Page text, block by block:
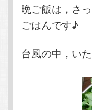
晩ご飯は，さ
ごはんです♪
台風の中，い